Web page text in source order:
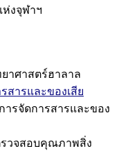
งจุฬาฯ
าศาสตร์ฮาลาล
สารและของเสีย
ารจัดการสารและของ
วจสอบคุณภาพสิ่ง